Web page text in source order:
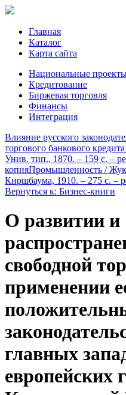
Главная
Каталог
Карта сайта
Национальные
Кредитование
Биржевая торговля
Финансы
Интеграция
Влияние русского
торгового банкового
Унив. тип., 1870. – 159 с. –
копияПромышленность /
Киршбаума, 1910. – 275 c. –
Вернуться к: Бизнес-книги
О развитии и
свободной
применении
главных
европейских